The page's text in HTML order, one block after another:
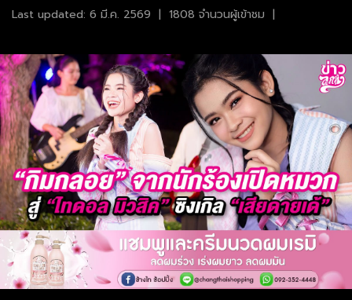
Last updated: 6 มี.ค. 2569 | 1808 จำนวนผู้เข้าชม |